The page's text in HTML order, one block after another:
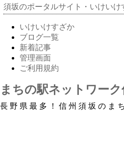
須坂のポータルサイト・いけいけ
いけいけすざか
ブログ一覧
新着記事
管理画面
ご利用規約
まちの駅ネットワー
長野県最多！信州須坂のま